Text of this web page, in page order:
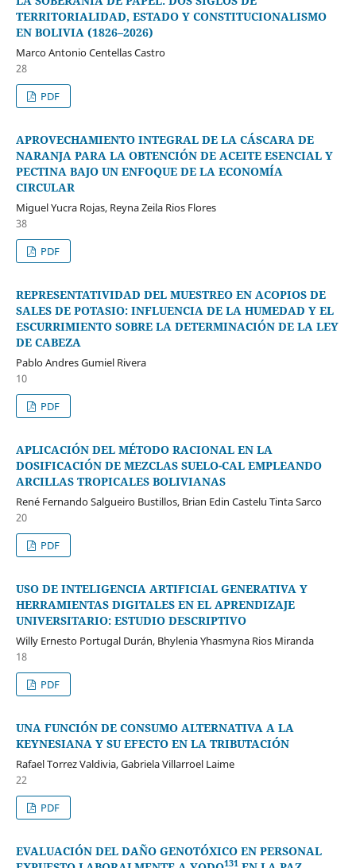
TERRITORIALIDAD, ESTADO Y CONSTITUCIONALISMO
EN BOLIVIA (1826–2026)
Marco Antonio Centellas Castro
28
PDF
APROVECHAMIENTO INTEGRAL DE LA CÁSCARA DE
NARANJA PARA LA OBTENCIÓN DE ACEITE ESENCIAL Y
PECTINA BAJO UN ENFOQUE DE LA ECONOMÍA
CIRCULAR
Miguel Yucra Rojas, Reyna Zeila Rios Flores
38
PDF
REPRESENTATIVIDAD DEL MUESTREO EN ACOPIOS DE
SALES DE POTASIO: INFLUENCIA DE LA HUMEDAD Y EL
ESCURRIMIENTO SOBRE LA DETERMINACIÓN DE LA LEY
DE CABEZA
Pablo Andres Gumiel Rivera
10
PDF
APLICACIÓN DEL MÉTODO RACIONAL EN LA
DOSIFICACIÓN DE MEZCLAS SUELO-CAL EMPLEANDO
ARCILLAS TROPICALES BOLIVIANAS
René Fernando Salgueiro Bustillos, Brian Edin Castelu Tinta Sarco
20
PDF
USO DE INTELIGENCIA ARTIFICIAL GENERATIVA Y
HERRAMIENTAS DIGITALES EN EL APRENDIZAJE
UNIVERSITARIO: ESTUDIO DESCRIPTIVO
Willy Ernesto Portugal Durán, Bhylenia Yhasmyna Rios Miranda
18
PDF
UNA FUNCIÓN DE CONSUMO ALTERNATIVA A LA
KEYNESIANA Y SU EFECTO EN LA TRIBUTACIÓN
Rafael Torrez Valdivia, Gabriela Villarroel Laime
22
PDF
EVALUACIÓN DEL DAÑO GENOTÓXICO EN PERSONAL
131